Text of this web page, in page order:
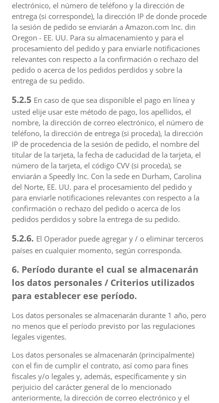
electrónico, el número de teléfono y la dirección de
entrega (si corresponde), la dirección IP de donde procede
la sesión de pedido se enviarán a Amazon.com Inc. din
Oregon - EE. UU. Para su almacenamiento y para el
procesamiento del pedido y para enviarle notificaciones
relevantes con respecto a la confirmación o rechazo del
pedido o acerca de los pedidos perdidos y sobre la
entrega de su pedido.
5.2.5 En caso de que sea disponible el pago en línea y
usted elije usar este método de pago, los apellidos, el
nombre, la dirección de correo electrónico, el número de
teléfono, la dirección de entrega (si proceda), la dirección
IP de procedencia de la sesión de pedido, el nombre del
titular de la tarjeta, la fecha de caducidad de la tarjeta, el
número de la tarjeta, el código CVV (si proceda), se
enviarán a Speedly Inc. Con la sede en Durham, Carolina
del Norte, EE. UU. para el procesamiento del pedido y
para enviarle notificaciones relevantes con respecto a la
confirmación o rechazo del pedido o acerca de los
pedidos perdidos y sobre la entrega de su pedido.
5.2.6. El Operador puede agregar y / o eliminar terceros
países en cualquier momento, según corresponda.
6. Período durante el cual se almacenarán
los datos personales / Criterios utilizados
para establecer ese período.
Los datos personales se almacenarán durante 1 año, pero
no menos que el período previsto por las regulaciones
legales vigentes.
Los datos personales se almacenarán (principalmente)
con el fin de cumplir el contrato, así como para fines
fiscales y/o legales y, además, específicamente y sin
perjuicio del carácter general de lo mencionado
anteriormente, la dirección de correo electrónico y el